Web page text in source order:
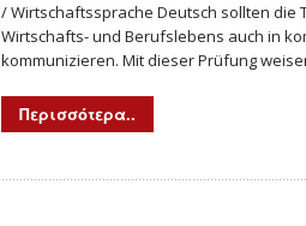
/ Wirtschaftssprache Deutsch sollten die
Wirtschafts- und Berufslebens auch in
kommunizieren. Mit dieser Prüfung
Περισσότερα..